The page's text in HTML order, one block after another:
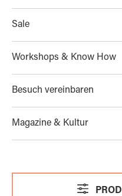
Sale
Workshops & Know How
Besuch vereinbaren
Magazine & Kultur